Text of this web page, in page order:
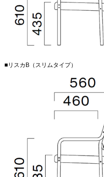
■リスカB（スリムタイプ）